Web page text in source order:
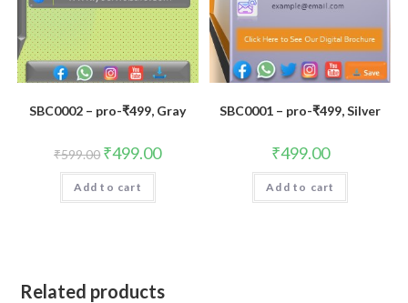
SBC0002 – pro-₹499, Gray
₹599.00 ₹499.00
Add to cart
SBC0001 – pro-₹499, Silver
₹499.00
Add to cart
Related products